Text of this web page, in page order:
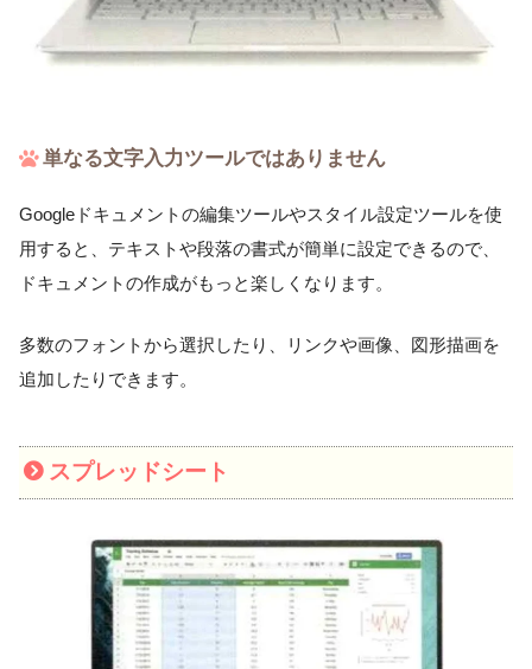
単なる文字入力ツールではありません
Googleドキュメントの編集ツールやスタイル設定ツールを使
用すると、テキストや段落の書式が簡単に設定できるので、
ドキュメントの作成がもっと楽しくなります。
多数のフォントから選択したり、リンクや画像、図形描画を
追加したりできます。
スプレッドシート